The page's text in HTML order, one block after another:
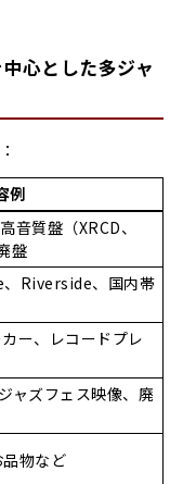
心とした多ジャ
例
音質盤（XRCD、
盤
Riverside、国内帯
ー、レコードプレ
ャズフェス映像、廃
物など